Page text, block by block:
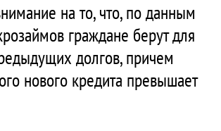
на то, что, по данным
граждане берут для
долгов, причем
нового кредита превышает